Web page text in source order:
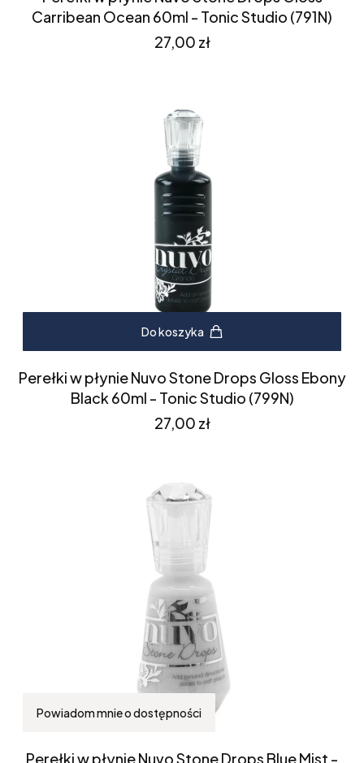
Carribean Ocean 60ml - Tonic Studio (791N)
Cena
27,00 zł
Do koszyka
Perełki w płynie Nuvo Stone Drops Gloss Ebony
Black 60ml - Tonic Studio (799N)
Cena
27,00 zł
Powiadom mnie o dostępności
Perełki w płynie Nuvo Stone Drops Blue Mist -